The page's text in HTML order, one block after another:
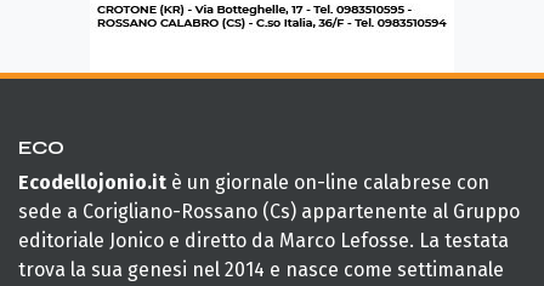
ECO
Ecodellojonio.it è un giornale on-line calabrese con
sede a Corigliano-Rossano (Cs) appartenente al Gruppo
editoriale Jonico e diretto da Marco Lefosse. La testata
trova la sua genesi nel 2014 e nasce come settimanale